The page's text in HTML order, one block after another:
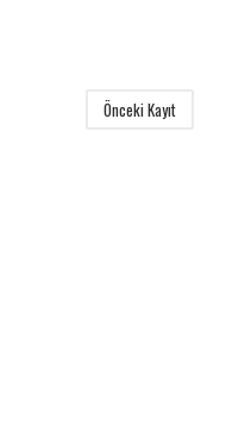
Önceki Kayıt